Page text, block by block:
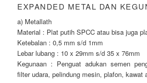
EXPANDED METAL DAN
a) Metallath
Material : Plat putih SPCC atau bisa juga
Ketebalan : 0,5 mm s/d 1mm
Lebar lubang : 10 x 29mm s/d 35 x 76mm
Kegunaan : Penguat adukan semen
filter udara, pelindung mesin, plafon, kawat